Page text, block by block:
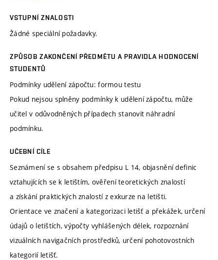
VSTUPNÍ ZNALOSTI
Žádné speciální požadavky.
ZPŮSOB ZAKONČENÍ PŘEDMĚTU A PRAVIDLA HODNOCENÍ
STUDENTŮ
Podmínky udělení zápočtu: formou testu
Pokud nejsou splněny podmínky k udělení zápočtu, může
učitel v odůvodněných případech stanovit náhradní
podmínku.
UČEBNÍ CÍLE
Seznámení se s obsahem předpisu L 14, objasnění definic
vztahujících se k letištím, ověření teoretických znalostí
a získání praktických znalostí z exkurze na letišti.
Orientace ve značení a kategorizaci letišť a překážek, určení
údajů o letištích, výpočty vyhlášených délek, rozpoznání
vizuálních navigačních prostředků, určení pohotovostních
kategorií letišť.